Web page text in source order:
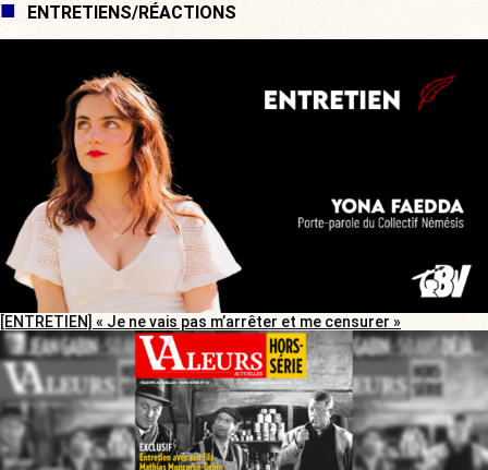
ENTRETIENS/RÉACTIONS
[ENTRETIEN] « Je ne vais pas m’arrêter et me censurer »